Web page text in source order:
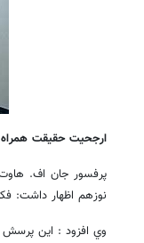
ارجحيت حقيقت
پرفسور جان اف.
نوزهم اظهار داشت:
وي افزود : اين پرسش